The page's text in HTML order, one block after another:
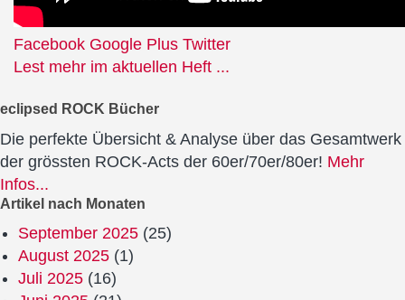
Facebook Google Plus Twitter
Lest mehr im aktuellen Heft ...
eclipsed ROCK Bücher
Die perfekte Übersicht & Analyse über das Gesamtwerk
der grössten ROCK-Acts der 60er/70er/80er! Mehr
Infos...
Artikel nach Monaten
September 2025 (25)
August 2025 (1)
Juli 2025 (16)